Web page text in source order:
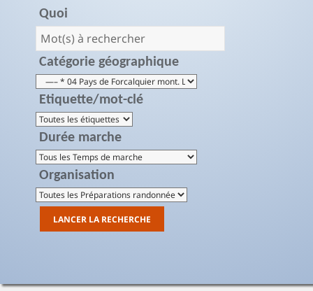
Quoi
Catégorie géographique
Etiquette/mot-clé
Durée marche
Organisation